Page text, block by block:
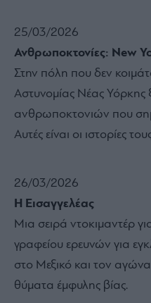
25/03/2026
Ανθρωποκτονίες: New
Στην πόλη που δεν
Αστυνομίας Νέας Υόρκης
ανθρωποκτονιών που
Αυτές είναι οι ιστορίες
26/03/2026
Η Εισαγγελέας
Μια σειρά ντοκιμαντέρ
γραφείου ερευνών για
στο Μεξικό και τον
θύματα έμφυλης βίας.